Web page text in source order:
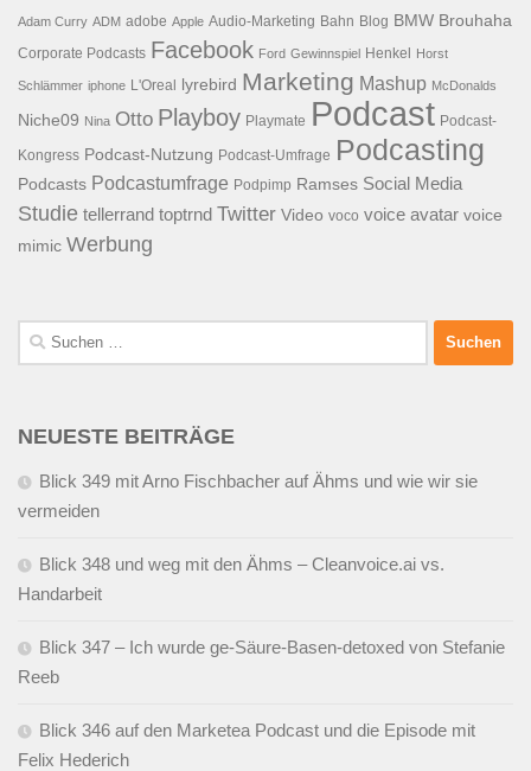
Adam Curry ADM adobe Apple Audio-Marketing Bahn Blog BMW Brouhaha
Corporate Podcasts Facebook Ford Gewinnspiel Henkel Horst
Schlämmer iphone L'Oreal lyrebird Marketing Mashup McDonalds
Niche09 Nina Otto Playboy Playmate Podcast Podcast-
Kongress Podcast-Nutzung Podcast-Umfrage Podcasting
Podcasts Podcastumfrage Podpimp Ramses Social Media
Studie tellerrand toptrnd Twitter Video voco voice avatar voice
mimic Werbung
Suchen
nach:
NEUESTE BEITRÄGE
Blick 349 mit Arno Fischbacher auf Ähms und wie wir sie
vermeiden
Blick 348 und weg mit den Ähms – Cleanvoice.ai vs.
Handarbeit
Blick 347 – Ich wurde ge-Säure-Basen-detoxed von Stefanie
Reeb
Blick 346 auf den Marketea Podcast und die Episode mit
Felix Hederich